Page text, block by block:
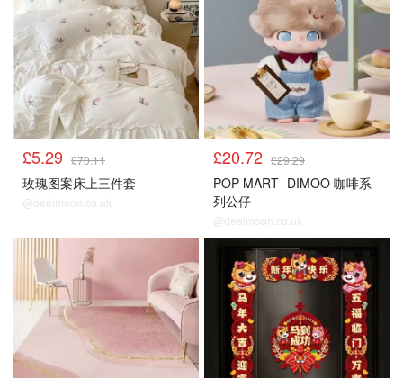
£5.29 £70.11
玫瑰图案床上三件套
@dealmoon.co.uk
£20.72 £29.29
POP MART DIMOO 咖啡系
列公仔
@dealmoon.co.uk